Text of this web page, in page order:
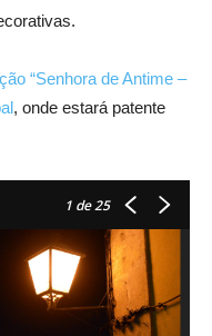
“Senhora de Antime –
, onde estará patente
1 de 25